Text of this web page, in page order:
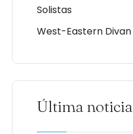
Solistas
West-Eastern Divan
Última noticia